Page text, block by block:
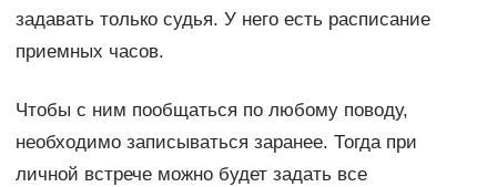
задавать только судья. У него есть расписание
приемных часов.
Чтобы с ним пообщаться по любому поводу,
необходимо записываться заранее. Тогда при
личной встрече можно будет задать все